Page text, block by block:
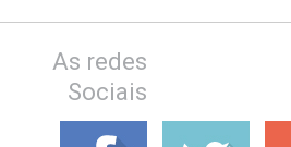
As redes
Sociais